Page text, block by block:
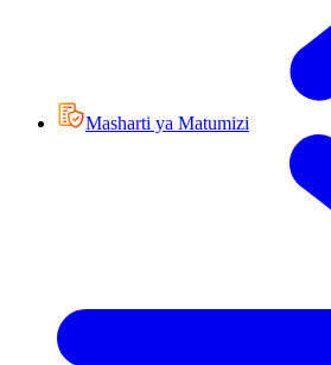
Masharti ya Matumizi